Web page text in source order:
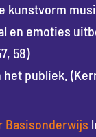
kunstvorm
en emoties
58)
publiek.
Basisonderwijs